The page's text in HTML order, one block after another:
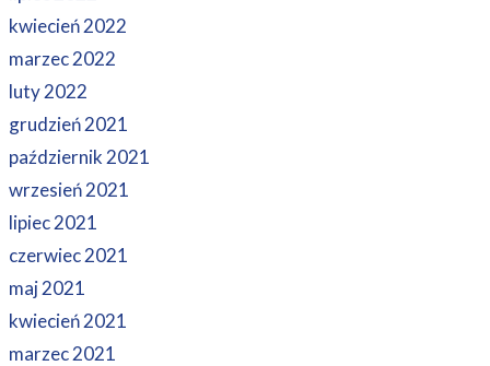
kwiecień 2022
marzec 2022
luty 2022
grudzień 2021
październik 2021
wrzesień 2021
lipiec 2021
czerwiec 2021
maj 2021
kwiecień 2021
marzec 2021